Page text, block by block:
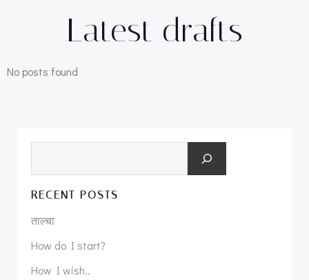
Latest drafts
No posts found
RECENT POSTS
ताल्चा
How do I start?
How I wish..